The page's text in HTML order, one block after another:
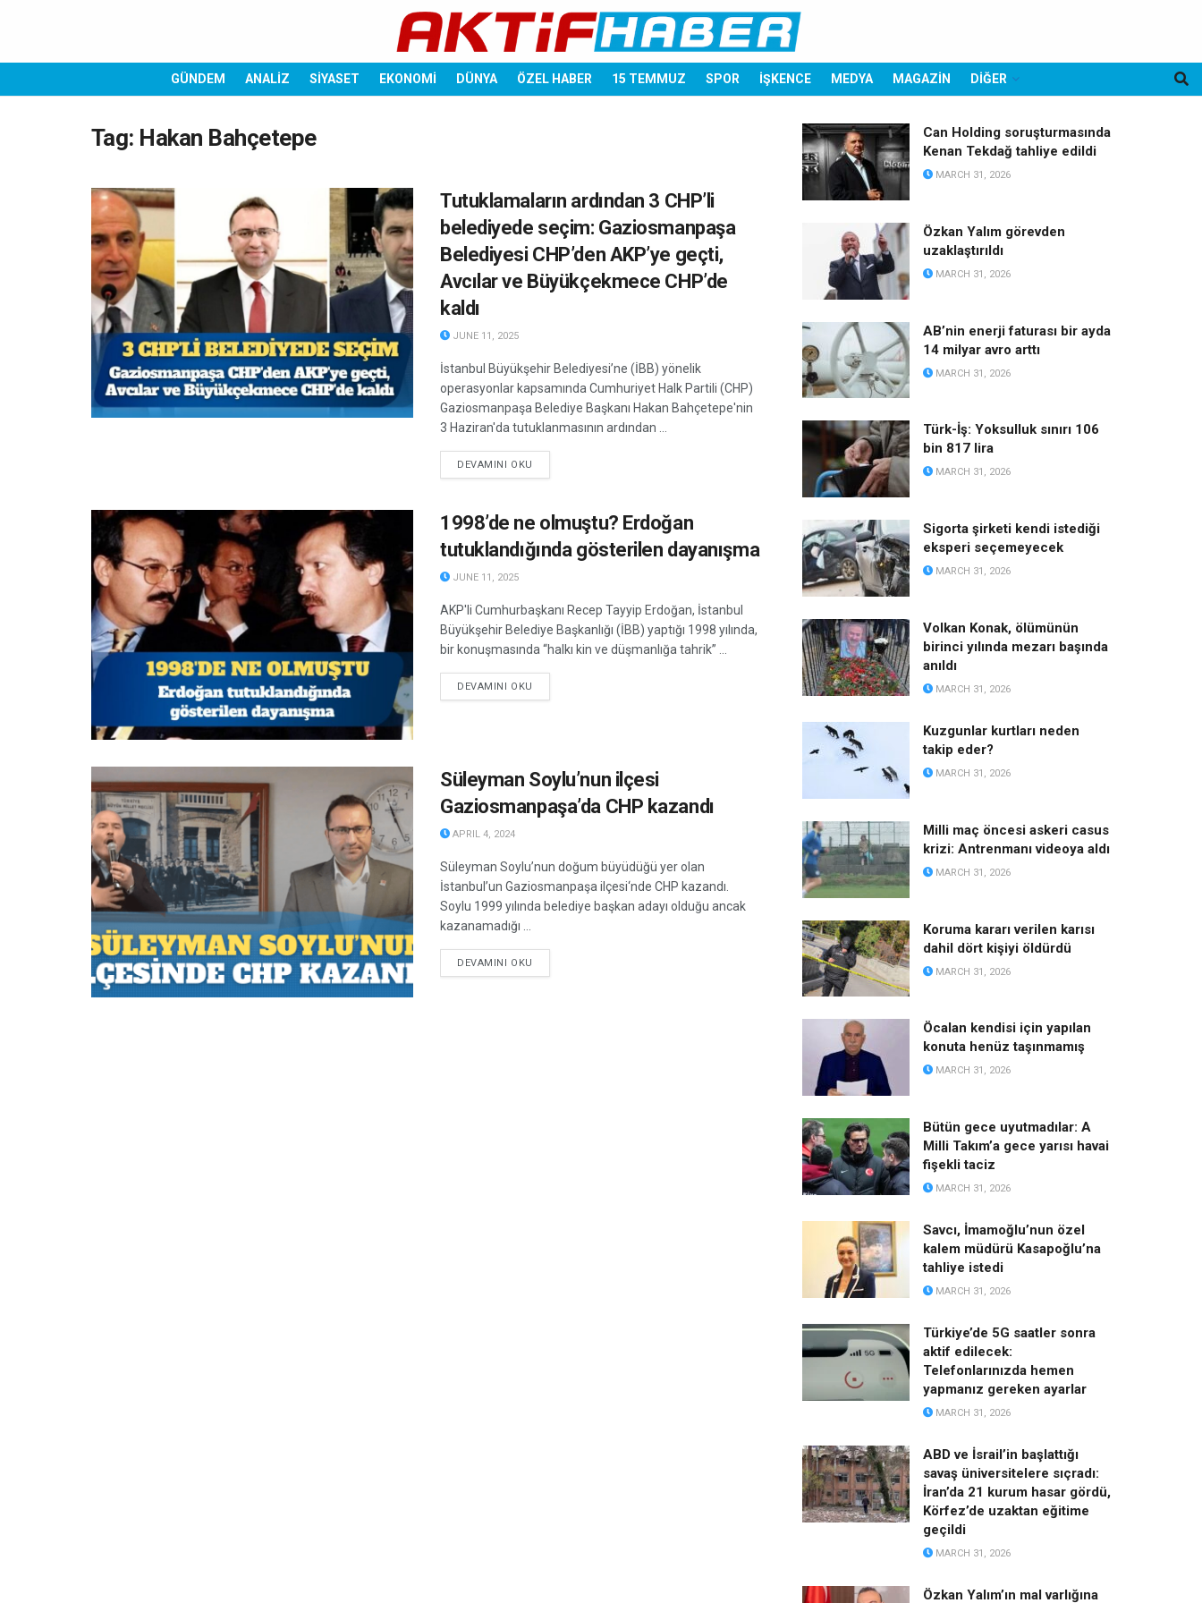
GÜNDEM ANALİZ SİYASET EKONOMİ DÜNYA ÖZEL HABER 15 TEMMUZ SPOR İŞKENCE MEDYA MAGAZİN DİĞER
Tag: Hakan Bahçetepe
Tutuklamaların ardından 3 CHP’li
belediyede seçim: Gaziosmanpaşa
Belediyesi CHP’den AKP’ye geçti,
Avcılar ve Büyükçekmece CHP’de
kaldı
JUNE 11, 2025
İstanbul Büyükşehir Belediyesi’ne (İBB) yönelik
operasyonlar kapsamında Cumhuriyet Halk Partili (CHP)
Gaziosmanpaşa Belediye Başkanı Hakan Bahçetepe'nin
3 Haziran'da tutuklanmasının ardından ...
DEVAMINI OKU
1998’de ne olmuştu? Erdoğan
tutuklandığında gösterilen dayanışma
JUNE 11, 2025
AKP'li Cumhurbaşkanı Recep Tayyip Erdoğan, İstanbul
Büyükşehir Belediye Başkanlığı (İBB) yaptığı 1998 yılında,
bir konuşmasında “halkı kin ve düşmanlığa tahrik” ...
DEVAMINI OKU
Süleyman Soylu’nun ilçesi
Gaziosmanpaşa’da CHP kazandı
APRIL 4, 2024
Süleyman Soylu’nun doğum büyüdüğü yer olan
İstanbul’un Gaziosmanpaşa ilçesi‘nde CHP kazandı.
Soylu 1999 yılında belediye başkan adayı olduğu ancak
kazanamadığı ...
DEVAMINI OKU
Can Holding soruşturmasında
Kenan Tekdağ tahliye edildi
MARCH 31, 2026
Özkan Yalım görevden
uzaklaştırıldı
MARCH 31, 2026
AB’nin enerji faturası bir ayda
14 milyar avro arttı
MARCH 31, 2026
Türk-İş: Yoksulluk sınırı 106
bin 817 lira
MARCH 31, 2026
Sigorta şirketi kendi istediği
eksperi seçemeyecek
MARCH 31, 2026
Volkan Konak, ölümünün
birinci yılında mezarı başında
anıldı
MARCH 31, 2026
Kuzgunlar kurtları neden
takip eder?
MARCH 31, 2026
Milli maç öncesi askeri casus
krizi: Antrenmanı videoya aldı
MARCH 31, 2026
Koruma kararı verilen karısı
dahil dört kişiyi öldürdü
MARCH 31, 2026
Öcalan kendisi için yapılan
konuta henüz taşınmamış
MARCH 31, 2026
Bütün gece uyutmadılar: A
Milli Takım’a gece yarısı havai
fişekli taciz
MARCH 31, 2026
Savcı, İmamoğlu’nun özel
kalem müdürü Kasapoğlu’na
tahliye istedi
MARCH 31, 2026
Türkiye’de 5G saatler sonra
aktif edilecek:
Telefonlarınızda hemen
yapmanız gereken ayarlar
MARCH 31, 2026
ABD ve İsrail’in başlattığı
savaş üniversitelere sıçradı:
İran’da 21 kurum hasar gördü,
Körfez’de uzaktan eğitime
geçildi
MARCH 31, 2026
Özkan Yalım’ın mal varlığına